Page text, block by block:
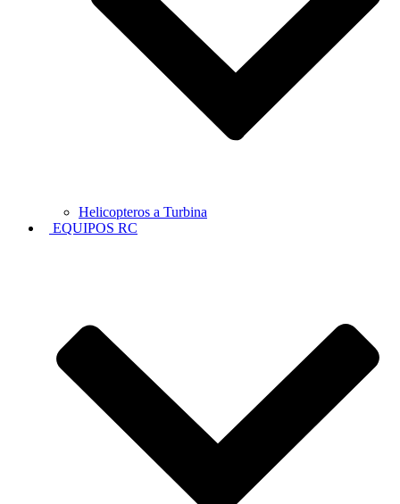
Helicopteros a Turbina
EQUIPOS RC